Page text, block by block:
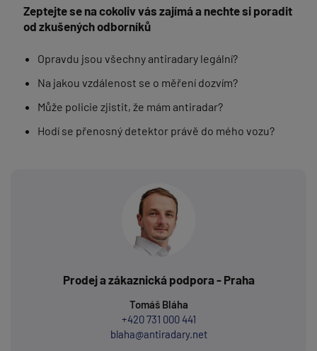
Zeptejte se na cokoliv vás zajímá a nechte si poradit
od zkušených odborníků
Opravdu jsou všechny antiradary legální?
Na jakou vzdálenost se o měření dozvím?
Může policie zjistit, že mám antiradar?
Hodí se přenosný detektor právě do mého vozu?
Prodej a zákaznická podpora - Praha
Tomáš Bláha
+420 731 000 441
blaha@antiradary.net